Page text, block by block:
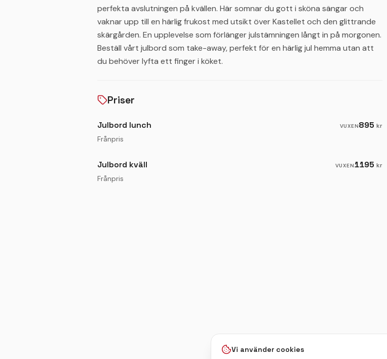
perfekta avslutningen på kvällen. Här somnar du gott i sköna sängar och
vaknar upp till en härlig frukost med utsikt över Kastellet och den glittrande
skärgården. En upplevelse som förlänger julstämningen långt in på morgonen.
Beställ vårt julbord som take-away, perfekt för en härlig jul hemma utan att
du behöver lyfta ett finger i köket.
Priser
Julbord lunch VUXEN895 kr
Frånpris
Julbord kväll VUXEN1195 kr
Frånpris
Vi använder cookies